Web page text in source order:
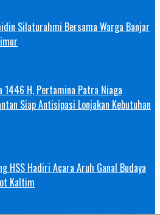
Silaturahmi Bersama Warga Banjar
1446 H, Pertamina Patra Niaga
Siap Antisipasi Lonjakan Kebutuhan
HSS Hadiri Acara Aruh Ganal Budaya
Kaltim